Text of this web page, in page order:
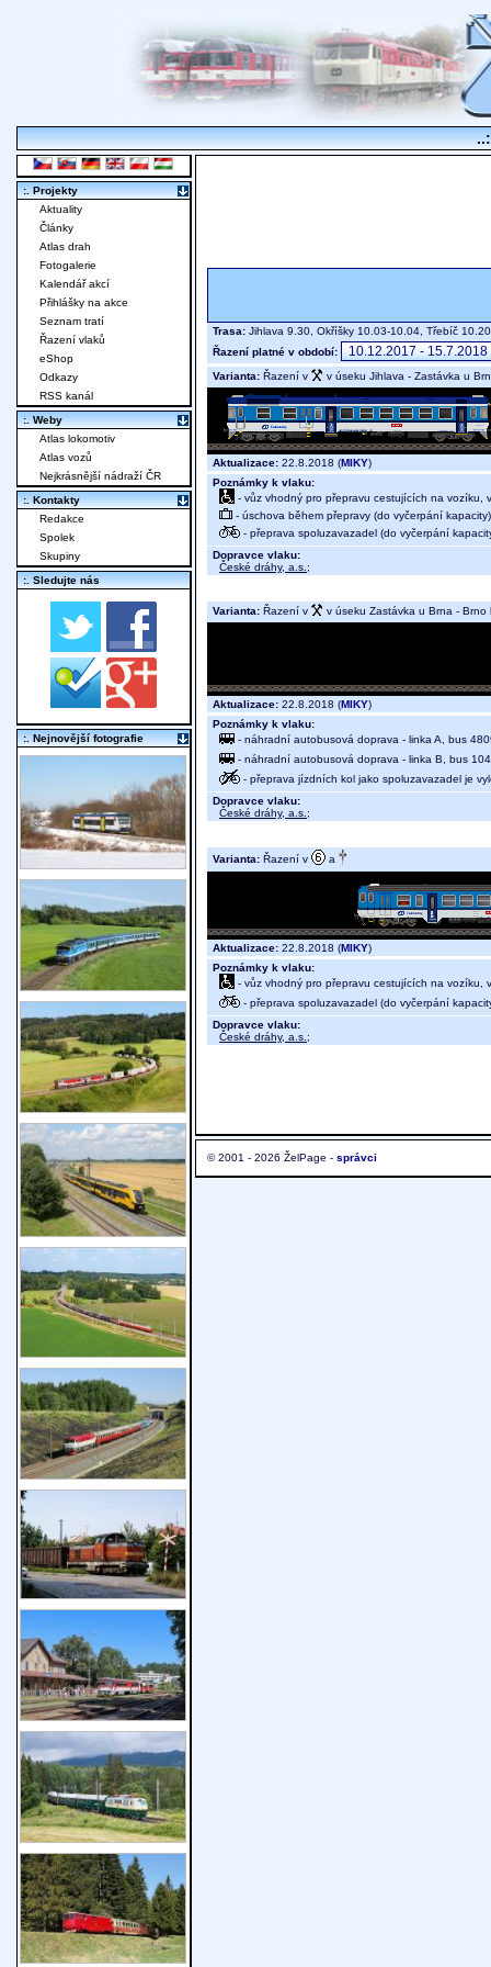
Trasa: Jihlava 9.30, Okříšky 10.03-10.04, Třebíč
Řazení platné v období:
Varianta: Řazení v v úseku Jihlava - Zastávka u
Aktualizace: 22.8.2018 (MIKY)
Poznámky k vlaku:
- vůz vhodný pro přepravu cestujících na vozíku,
- úschova během přepravy (do vyčerpání kapacity)
- přeprava spoluzavazadel (do vyčerpání
Dopravce vlaku:
České dráhy, a.s. ;
Varianta: Řazení v v úseku Zastávka u Brna - Brno
Aktualizace: 22.8.2018 (MIKY)
Poznámky k vlaku:
- náhradní autobusová doprava - linka A, bus
- náhradní autobusová doprava - linka B, bus
- přeprava jízdních kol jako spoluzavazadel je
Dopravce vlaku:
České dráhy, a.s. ;
Varianta: Řazení v a
Aktualizace: 22.8.2018 (MIKY)
Poznámky k vlaku:
- vůz vhodný pro přepravu cestujících na vozíku,
- přeprava spoluzavazadel (do vyčerpání
Dopravce vlaku:
České dráhy, a.s. ;
© 2001 - 2026 ŽelPage - správci
:. Projekty
Aktuality
Články
Atlas drah
Fotogalerie
Kalendář akcí
Přihlášky na akce
Seznam tratí
Řazení vlaků
eShop
Odkazy
RSS kanál
:. Weby
Atlas lokomotiv
Atlas vozů
Nejkrásnější nádraží ČR
:. Kontakty
Redakce
Spolek
Skupiny
:. Sledujte nás
:. Nejnovější fotografie